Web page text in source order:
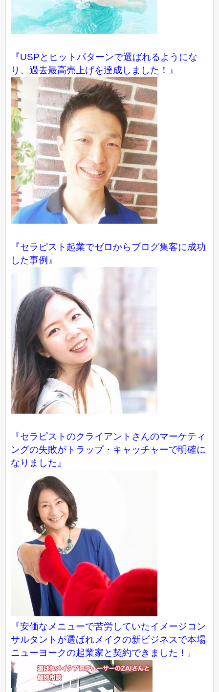
『USPとヒットパターンで選ばれるようにな
り、過去最高売上げを達成しました！』
『セラピスト起業でゼロからブログ集客に成功
した事例 』
『セラピストのクライアントさんのマーケティ
ングの失敗がトラップ・キャッチャーで明確に
なりました』
『安価なメニューで苦労していたイメージコン
サルタントが選ばれメイクの新ビジネスで本場
ニューヨークの起業家と契約できました！
』